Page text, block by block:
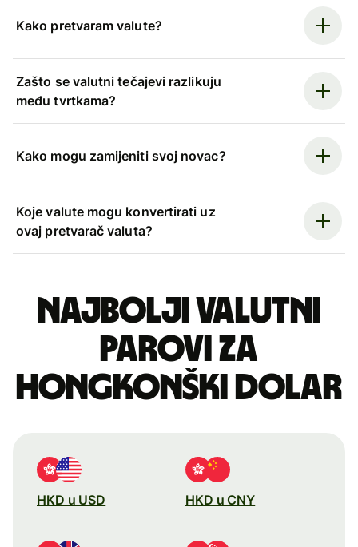
Kako pretvaram valute?
Zašto se valutni tečajevi razlikuju
među tvrtkama?
Kako mogu zamijeniti svoj novac?
Koje valute mogu konvertirati uz
ovaj pretvarač valuta?
Najbolji valutni
parovi za
hongkonški dolar
HKD u USD HKD u CNY